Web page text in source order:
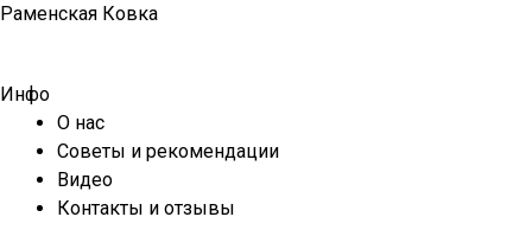
Перейти
Раменская Ковка
Инфо
О нас
Советы и рекомендации
Видео
Контакты и отзывы